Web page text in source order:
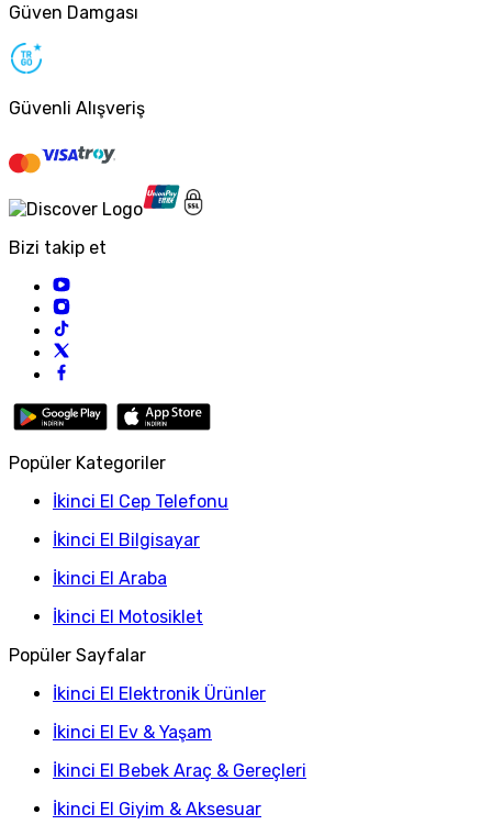
Güven Damgası
Güvenli Alışveriş
Bizi takip et
Popüler Kategoriler
İkinci El Cep Telefonu
İkinci El Bilgisayar
İkinci El Araba
İkinci El Motosiklet
Popüler Sayfalar
İkinci El Elektronik Ürünler
İkinci El Ev & Yaşam
İkinci El Bebek Araç & Gereçleri
İkinci El Giyim & Aksesuar